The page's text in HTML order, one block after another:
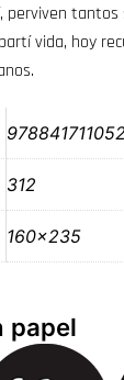
perviven tantos
vida, hoy
312
160×235
papel